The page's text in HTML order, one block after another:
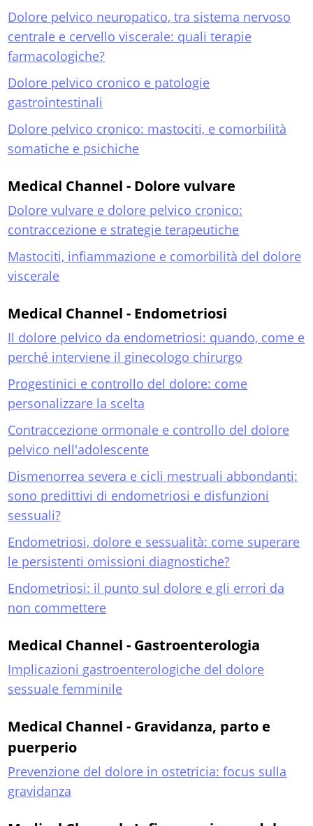
Dolore pelvico neuropatico, tra sistema nervoso
centrale e cervello viscerale: quali terapie
farmacologiche?
Dolore pelvico cronico e patologie
gastrointestinali
Dolore pelvico cronico: mastociti, e comorbilità
somatiche e psichiche
Medical Channel - Dolore vulvare
Dolore vulvare e dolore pelvico cronico:
contraccezione e strategie terapeutiche
Mastociti, infiammazione e comorbilità del dolore
viscerale
Medical Channel - Endometriosi
Il dolore pelvico da endometriosi: quando, come e
perché interviene il ginecologo chirurgo
Progestinici e controllo del dolore: come
personalizzare la scelta
Contraccezione ormonale e controllo del dolore
pelvico nell'adolescente
Dismenorrea severa e cicli mestruali abbondanti:
sono predittivi di endometriosi e disfunzioni
sessuali?
Endometriosi, dolore e sessualità: come superare
le persistenti omissioni diagnostiche?
Endometriosi: il punto sul dolore e gli errori da
non commettere
Medical Channel - Gastroenterologia
Implicazioni gastroenterologiche del dolore
sessuale femminile
Medical Channel - Gravidanza, parto e
puerperio
Prevenzione del dolore in ostetricia: focus sulla
gravidanza